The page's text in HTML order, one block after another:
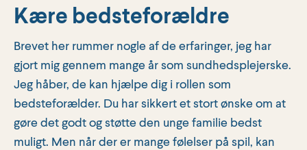
Kære bedsteforældre
Brevet her rummer nogle af de erfaringer, jeg har
gjort mig gennem mange år som sundhedsplejerske.
Jeg håber, de kan hjælpe dig i rollen som
bedsteforælder. Du har sikkert et stort ønske om at
gøre det godt og støtte den unge familie bedst
muligt. Men når der er mange følelser på spil, kan